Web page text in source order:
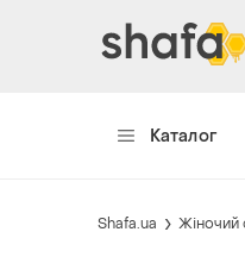
Каталог
Shafa.ua Жіночий